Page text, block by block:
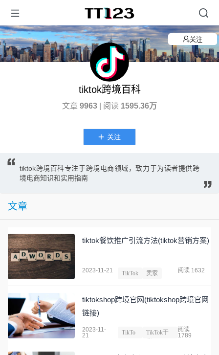
关注
tiktok跨境百科
文章 9963 | 阅读 1595.36万
关注
tiktok跨境百科专注于跨境电商领域，致力于为读者提供跨
境电商知识和实用指南
文章
tiktok餐饮推广引流方法(tiktok营销方案)
2023-11-21 TikTok 卖家 阅读 1632
tiktokshop跨境官网(tiktokshop跨境官网
链接)
2023-11-
21
TikTo
TikTok干
阅读
1789